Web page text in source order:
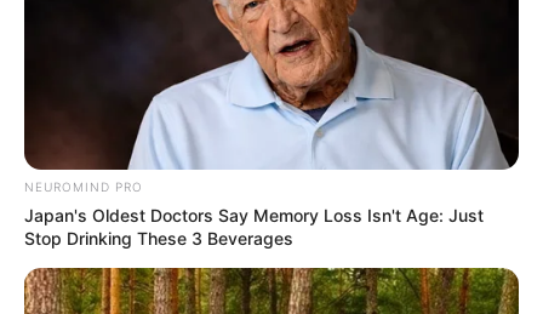
NEUROMIND PRO
Japan's Oldest Doctors Say Memory Loss Isn't Age: Just
Stop Drinking These 3 Beverages